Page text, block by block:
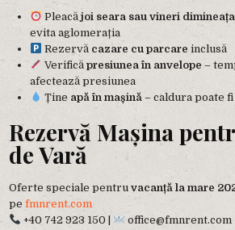
Pleacăjoi seara sau vineri
evita aglomerația
Rezervă cazare cu parcare inclusă
Verificăpresiunea în anvelope –
afectează presiunea
Ține apă în mașină – caldura poate
Rezervă Mașina
de Vară
Oferte speciale pentruvacanță la mare
pefmnrent.com
+40 742 923 150 |
office@fmnrent.com